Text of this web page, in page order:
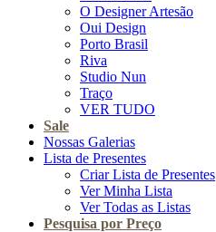
O Designer Artesão
Oui Design
Porto Brasil
Riva
Studio Nun
Traço
VER TUDO
Sale
Nossas Galerias
Lista de Presentes
Criar Lista de Presentes
Ver Minha Lista
Ver Todas as Listas
Pesquisa por Preço